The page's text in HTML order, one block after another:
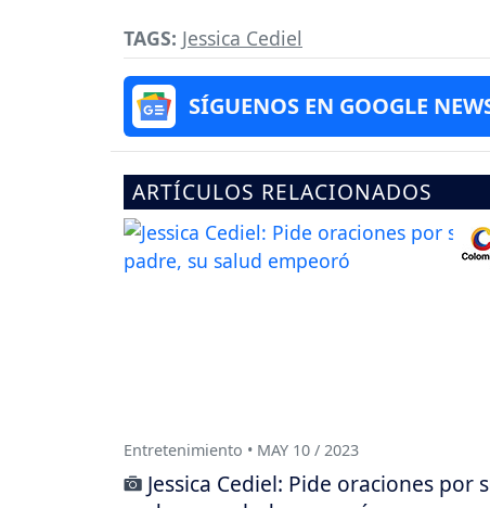
TAGS: Jessica Cediel
SÍGUENOS EN GOOGLE
ARTÍCULOS RELACIONADOS
Entretenimiento • MAY 10 / 2023
Jessica Cediel: Pide oraciones por